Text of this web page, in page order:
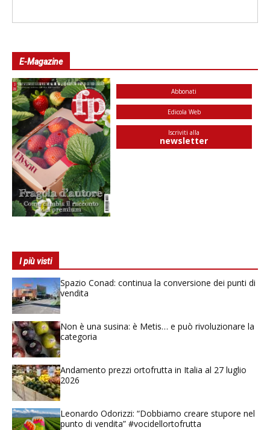
E-Magazine
Abbonati
Edicola Web
Iscriviti alla
newsletter
I più visti
Spazio Conad: continua la conversione dei punti di
vendita
Non è una susina: è Metis… e può rivoluzionare la
categoria
Andamento prezzi ortofrutta in Italia al 27 luglio
2026
Leonardo Odorizzi: “Dobbiamo creare stupore nel
punto di vendita” #vocidellortofrutta